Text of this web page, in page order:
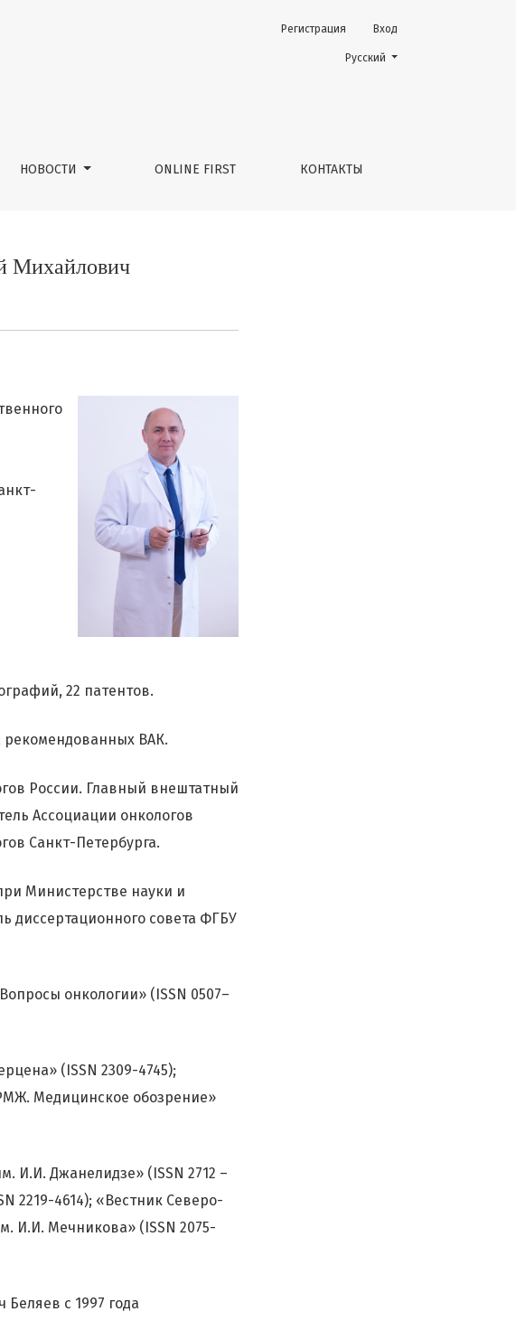
НОВОСТИ ONLINE FIRST КОНТАКТЫ
Регистрация Вход
Change the language. The
Русский
Михайлович
22 патентов.
рекомендованных ВАК.
России. Главный внештатный
Ассоциации онкологов
Санкт-Петербурга.
Министерстве науки и
диссертационного совета ФГБУ
онкологии» (ISSN 0507–
(ISSN 2309-4745);
Медицинское обозрение»
И.И. Джанелидзе» (ISSN 2712 –
2219-4614); «Вестник Северо-
И.И. Мечникова» (ISSN 2075-
с 1997 года